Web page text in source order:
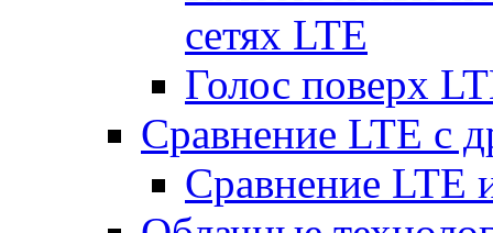
сетях LTE
Голос поверх
Сравнение LTE с
Сравнение LTE